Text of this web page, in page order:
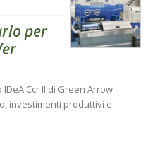
per
Ccr II di Green Arrow
investimenti produttivi e